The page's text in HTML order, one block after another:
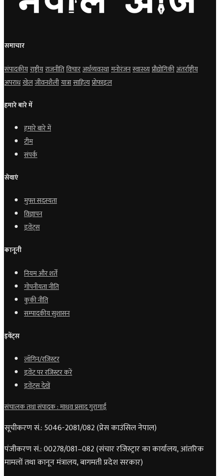
समाचार
संपादकीयराष्ट्रीयराजनीतिविचारअर्थव्यवस्थामनोरंजनस्वास्थ्यप्रौद्योगिकीअंतर्राष्ट्रीय
अपराधखेलजीवनशैलीयात्रासाहित्यप्रोफाइल
हमारे बारे में
हमारे बारे में
टीम
संपर्क
सेवाएं
मुफ्त सदस्यता
विज्ञापन
इवेंट्स
कानूनी
नियम और शर्तें
गोपनीयता नीति
कुकी नीति
सम्पादकीय सुशासन
इवेंट्स
लॉगिन/रजिस्टर
इवेंट पर रजिस्टर करें
इवेंट्स देखें
संचालक तथा संपादक : माधव प्रसाद गुरागाईं
सूचीकरण सं.: 5046-2081/082 (प्रेस काउंसिल नेपाल)
पंजीकरण सं.: 00278/081–082 (संचार रजिस्ट्रार का कार्यालय, आंतरिक
मामलों तथा कानून मंत्रालय, बागमती प्रदेश सरकार)